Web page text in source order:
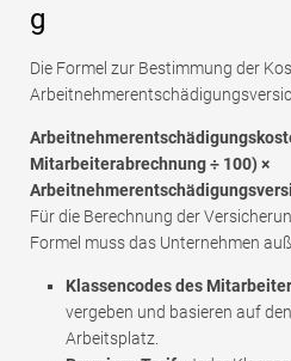
g
Die Formel zur Bestimmung der
Mitarbeiterabrechnung ÷ 100) ×
Für die Berechnung der
Formel muss das Unternehmen
Klassencodes des
vergeben und basieren auf
Arbeitsplatz.